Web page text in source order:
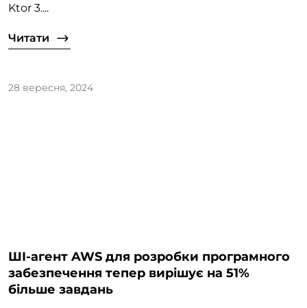
Ktor 3....
Читати
28 вересня, 2024
ШІ-агент AWS для розробки програмного
забезпечення тепер вирішує на 51%
більше завдань